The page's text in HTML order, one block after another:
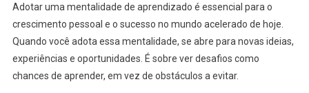
Adotar uma mentalidade de aprendizado é essencial para o
crescimento pessoal e o sucesso no mundo acelerado de hoje.
Quando você adota essa mentalidade, se abre para novas ideias,
experiências e oportunidades. É sobre ver desafios como
chances de aprender, em vez de obstáculos a evitar.